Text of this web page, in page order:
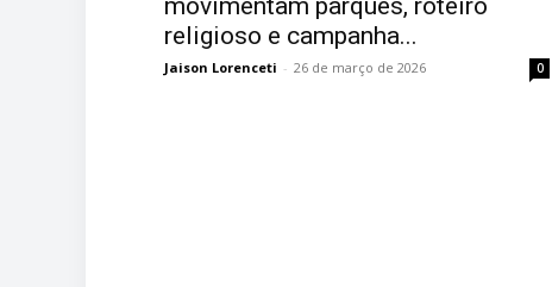
movimentam parques, roteiro
religioso e campanha...
Jaison Lorenceti - 26 de março de 2026 0